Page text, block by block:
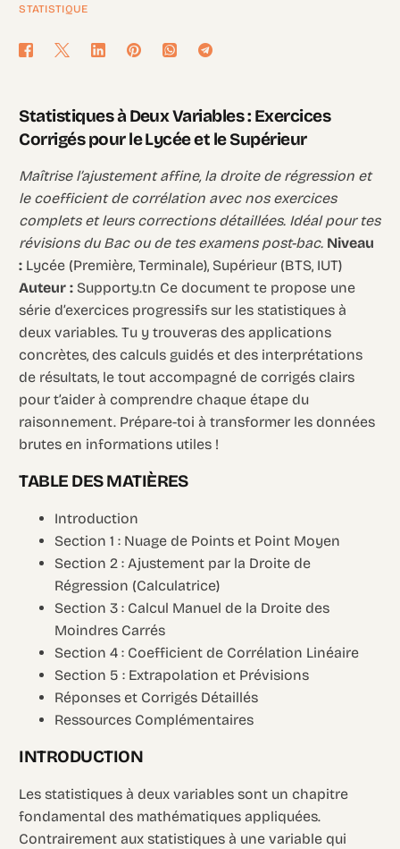
STATISTIQUE
Statistiques à Deux Variables : Exercices
Corrigés pour le Lycée et le Supérieur
Maîtrise l’ajustement affine, la droite de régression et
le coefficient de corrélation avec nos exercices
complets et leurs corrections détaillées. Idéal pour tes
révisions du Bac ou de tes examens post-bac. Niveau
: Lycée (Première, Terminale), Supérieur (BTS, IUT)
Auteur : Supporty.tn Ce document te propose une
série d’exercices progressifs sur les statistiques à
deux variables. Tu y trouveras des applications
concrètes, des calculs guidés et des interprétations
de résultats, le tout accompagné de corrigés clairs
pour t’aider à comprendre chaque étape du
raisonnement. Prépare-toi à transformer les données
brutes en informations utiles !
TABLE DES MATIÈRES
Introduction
Section 1 : Nuage de Points et Point Moyen
Section 2 : Ajustement par la Droite de
Régression (Calculatrice)
Section 3 : Calcul Manuel de la Droite des
Moindres Carrés
Section 4 : Coefficient de Corrélation Linéaire
Section 5 : Extrapolation et Prévisions
Réponses et Corrigés Détaillés
Ressources Complémentaires
INTRODUCTION
Les statistiques à deux variables sont un chapitre
fondamental des mathématiques appliquées.
Contrairement aux statistiques à une variable qui